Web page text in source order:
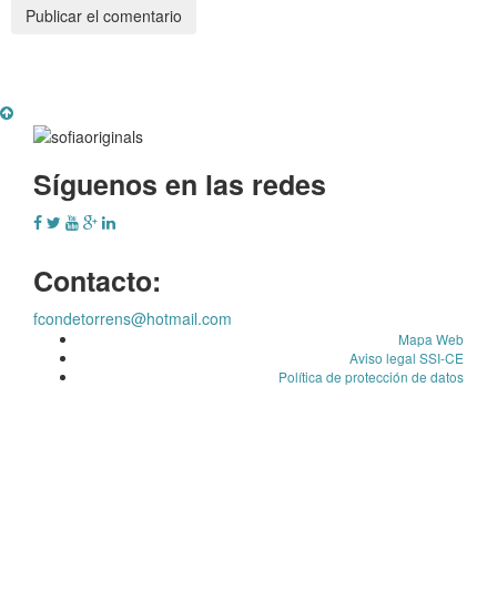
Síguenos en las redes
Contacto:
fcondetorrens@hotmail.com
Mapa Web
Aviso legal SSI-CE
Política de protección de datos